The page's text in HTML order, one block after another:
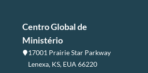
Centro Global de
Ministério
17001 Prairie Star Parkway
Lenexa, KS, EUA 66220